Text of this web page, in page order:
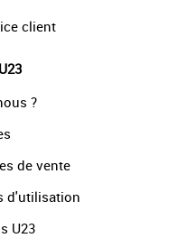
client
?
de vente
d'utilisation
U23